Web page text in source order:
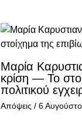
Μαρία
κρίση — Το
πολιτικού
Απόψεις / 6